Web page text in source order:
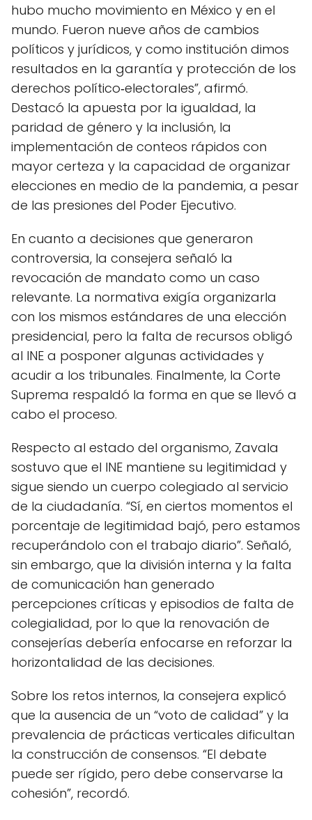
hubo mucho movimiento en México y en el
mundo. Fueron nueve años de cambios
políticos y jurídicos, y como institución dimos
resultados en la garantía y protección de los
derechos político‑electorales”, afirmó.
Destacó la apuesta por la igualdad, la
paridad de género y la inclusión, la
implementación de conteos rápidos con
mayor certeza y la capacidad de organizar
elecciones en medio de la pandemia, a pesar
de las presiones del Poder Ejecutivo.
En cuanto a decisiones que generaron
controversia, la consejera señaló la
revocación de mandato como un caso
relevante. La normativa exigía organizarla
con los mismos estándares de una elección
presidencial, pero la falta de recursos obligó
al INE a posponer algunas actividades y
acudir a los tribunales. Finalmente, la Corte
Suprema respaldó la forma en que se llevó a
cabo el proceso.
Respecto al estado del organismo, Zavala
sostuvo que el INE mantiene su legitimidad y
sigue siendo un cuerpo colegiado al servicio
de la ciudadanía. “Sí, en ciertos momentos el
porcentaje de legitimidad bajó, pero estamos
recuperándolo con el trabajo diario”. Señaló,
sin embargo, que la división interna y la falta
de comunicación han generado
percepciones críticas y episodios de falta de
colegialidad, por lo que la renovación de
consejerías debería enfocarse en reforzar la
horizontalidad de las decisiones.
Sobre los retos internos, la consejera explicó
que la ausencia de un “voto de calidad” y la
prevalencia de prácticas verticales dificultan
la construcción de consensos. “El debate
puede ser rígido, pero debe conservarse la
cohesión”, recordó.